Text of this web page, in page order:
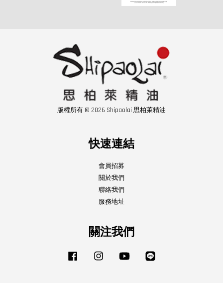
版權所有 © 2026 Shipaolai 思柏萊精油
快速連結
會員招募
關於我們
聯絡我們
服務地址
關注我們
Facebook Instagram YouTube